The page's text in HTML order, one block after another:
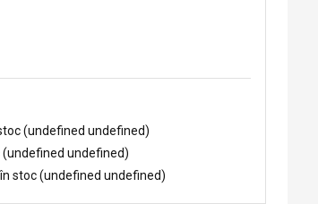
(undefined undefined)
(undefined undefined)
stoc (undefined undefined)